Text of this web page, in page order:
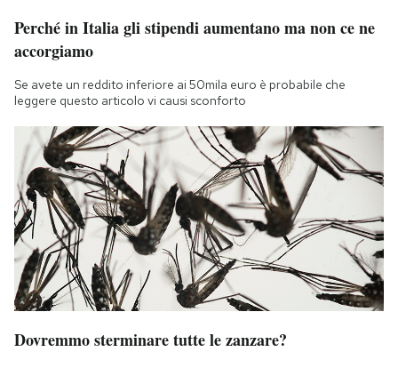
Perché in Italia gli stipendi aumentano ma non ce ne
accorgiamo
Se avete un reddito inferiore ai 50mila euro è probabile che
leggere questo articolo vi causi sconforto
Dovremmo sterminare tutte le zanzare?